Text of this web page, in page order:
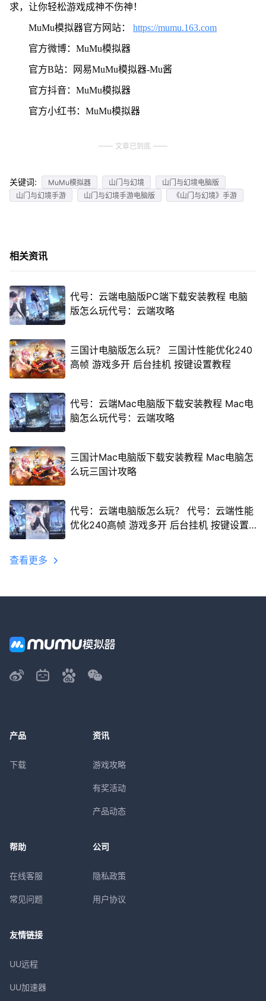
求，让你轻松游戏成神不伤神！
MuMu模拟器官方网站： https://mumu.163.com
官方微博：MuMu模拟器
官方B站：网易MuMu模拟器-Mu酱
官方抖音：MuMu模拟器
官方小红书：MuMu模拟器
文章已到底
关键词: MuMu模拟器 山门与幻境
山门与幻境电脑版
山门与幻境手游
山门与幻境手游电脑版 《山门与幻境》手游
相关资讯
代号：云端电脑版PC端下载安装教程 电脑
版怎么玩代号：云端攻略
三国计电脑版怎么玩？ 三国计性能优化240
高帧 游戏多开 后台挂机 按键设置教程
代号：云端Mac电脑版下载安装教程 Mac电
脑怎么玩代号：云端攻略
三国计Mac电脑版下载安装教程 Mac电脑怎
么玩三国计攻略
代号：云端电脑版怎么玩？ 代号：云端性能
优化240高帧 游戏多开 后台挂机 按键设置
查看更多
产品
下载
资讯
游戏攻略
有奖活动
产品动态
帮助
在线客服
常见问题
公司
隐私政策
用户协议
友情链接
UU远程
UU加速器